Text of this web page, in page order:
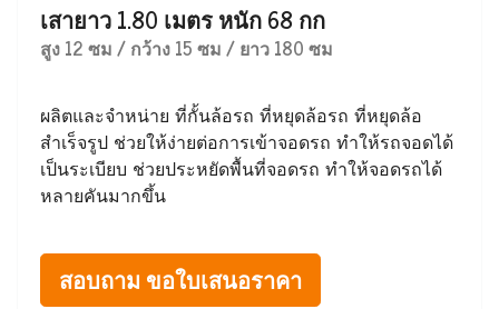
เสายาว 1.80 เมตร หนัก 68 กก
สูง 12 ซม / กว้าง 15 ซม / ยาว 180 ซม
ผลิตและจำหน่าย ที่กั้นล้อรถ ที่หยุดล้อรถ ที่หยุดล้อ
สำเร็จรูป ช่วยให้ง่ายต่อการเข้าจอดรถ ทำให้รถจอดได้
เป็นระเบียบ ช่วยประหยัดพื้นที่จอดรถ ทำให้จอดรถได้
หลายคันมากขึ้น
สอบถาม ขอใบเสนอราคา